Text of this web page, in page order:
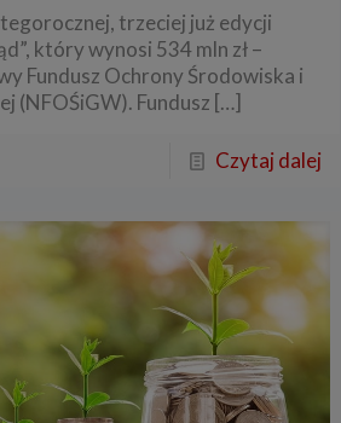
trzeciej już edycji
który wynosi 534 mln zł –
Fundusz Ochrony Środowiska i
(NFOŚiGW). Fundusz […]
Czytaj dalej